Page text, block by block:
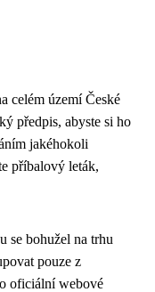
celém území České
předpis, abyste si ho
jakéhokoli
příbalový leták,
se bohužel na trhu
pouze z
oficiální webové